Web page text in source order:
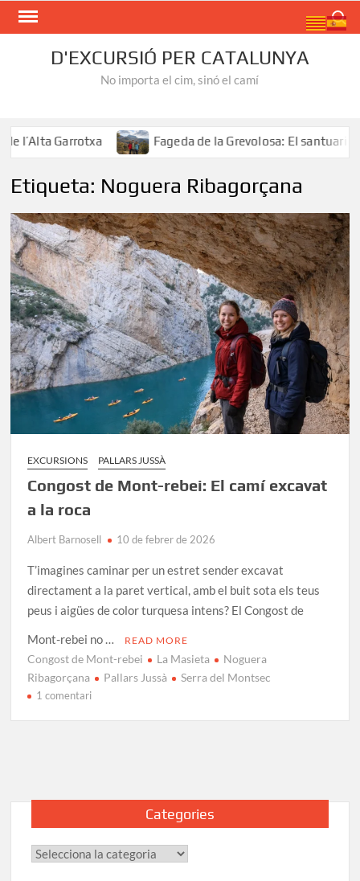
Skip
D'EXCURSIÓ PER CATALUNYA
No importa el cim, sinó el camí
Garrotxa Fageda de la Grevolosa: El santuari dels
Etiqueta: Noguera Ribagorçana
EXCURSIONS PALLARS JUSSÀ
Congost de Mont-rebei: El camí excavat
a la roca
Albert Barnosell 10 de febrer de 2026
T’imagines caminar per un estret sender excavat
directament a la paret vertical, amb el buit sota els teus
peus i aigües de color turquesa intens? El Congost de
Mont-rebei no …
READ MORE
Congost de Mont-rebei La Masieta
Noguera
Ribagorçana
Pallars Jussà Serra del Montsec
1 comentaria
camí
la
Categories
Categories